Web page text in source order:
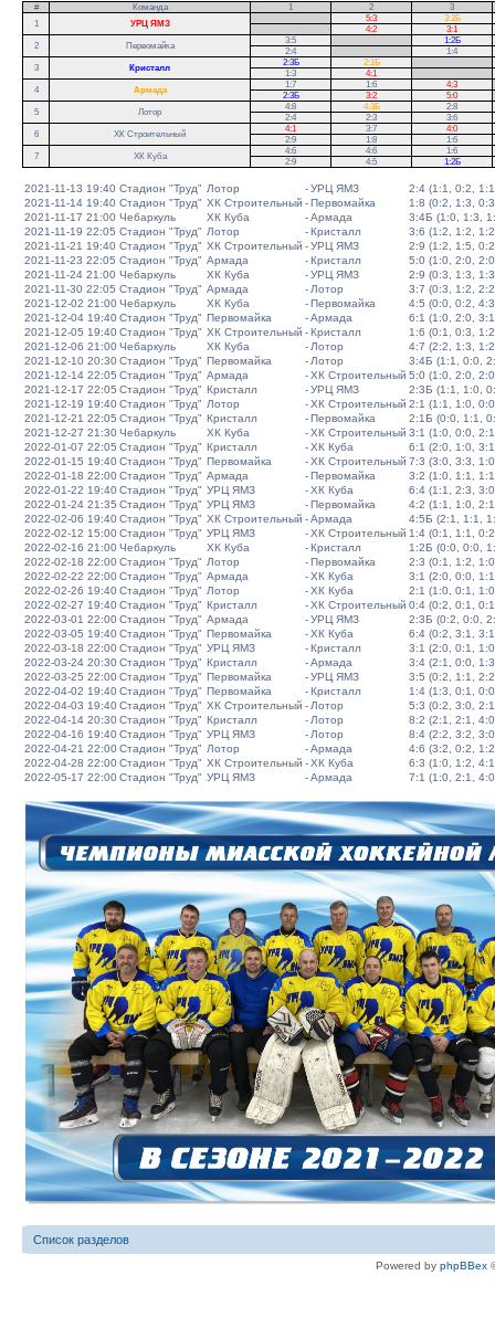
# Команда 1 2
3
1
УРЦ ЯМЗ
5:3
3:2Б
4:2
3:1
2
Первомайка
3:5
1:2Б
2:4
1:4
3
Кристалл
2:3Б 2:1Б
1:3
4:1
4
Армада
1:7 1:6 4:3
2:3Б
3:2 5:0
5
Лотор
4:8 4:3Б
2:8
2:4
2:3
3:6
6
ХК Строительный
4:1 3:7
4:0
2:9
1:8
1:6
7
ХК Куба
4:6 4:6
1:6
2:9
4:5 1:2Б
2021-11-13 19:40 Стадион "Труд" Лотор -УРЦ ЯМЗ
2:4 (1:1, 0:2,
2021-11-14 19:40 Стадион "Труд" ХК Строительный -Первомайка
1:8 (0:2, 1:3,
2021-11-17 21:00 Чебаркуль ХК Куба -Армада
3:4Б (1:0, 1:3,
2021-11-19 22:05 Стадион "Труд" Лотор -Кристалл
3:6 (1:2, 1:2,
2021-11-21 19:40 Стадион "Труд" ХК Строительный -УРЦ ЯМЗ
2:9 (1:2, 1:5,
2021-11-23 22:05 Стадион "Труд" Армада -Кристалл
5:0 (1:0, 2:0,
2021-11-24 21:00 Чебаркуль ХК Куба -УРЦ ЯМЗ
2:9 (0:3, 1:3,
2021-11-30 22:05 Стадион "Труд" Армада - Лотор
3:7 (0:3, 1:2,
2021-12-02 21:00Чебаркуль ХК Куба -Первомайка
4:5 (0:0, 0:2,
2021-12-04 19:40Стадион "Труд" Первомайка -Армада
6:1 (1:0, 2:0,
2021-12-05 19:40Стадион "Труд" ХК Строительный -Кристалл
1:6 (0:1, 0:3,
2021-12-06 21:00Чебаркуль ХК Куба - Лотор
4:7 (2:2, 1:3,
2021-12-10 20:30Стадион "Труд" Первомайка - Лотор
3:4Б (1:1, 0:0,
2021-12-14 22:05 Стадион "Труд" Армада -ХК Строительный 5:0 (1:0, 2:0,
2021-12-17 22:05 Стадион "Труд" Кристалл -УРЦ ЯМЗ
2:3Б (1:1, 1:0,
2021-12-19 19:40Стадион "Труд" Лотор -ХК Строительный 2:1 (1:1, 1:0,
2021-12-21 22:05 Стадион "Труд" Кристалл -Первомайка
2:1Б (0:0, 1:1,
2021-12-27 21:30Чебаркуль ХК Куба -ХК Строительный 3:1 (1:0, 0:0,
2022-01-07 22:05 Стадион "Труд" Кристалл -ХК Куба
6:1 (2:0, 1:0,
2022-01-15 19:40Стадион "Труд" Первомайка -ХК Строительный 7:3 (3:0, 3:3,
2022-01-18 22:00Стадион "Труд" Армада -Первомайка
3:2 (1:0, 1:1,
2022-01-22 19:40Стадион "Труд" УРЦ ЯМЗ -ХК Куба
6:4 (1:1, 2:3,
2022-01-24 21:35 Стадион "Труд" УРЦ ЯМЗ -Первомайка
4:2 (1:1, 1:0,
2022-02-06 19:40Стадион "Труд" ХК Строительный -Армада
4:5Б (2:1, 1:1,
2022-02-12 15:00Стадион "Труд" УРЦ ЯМЗ -ХК Строительный 1:4 (0:1, 1:1,
2022-02-16 21:00Чебаркуль ХК Куба -Кристалл
1:2Б (0:0, 0:0,
2022-02-18 22:00Стадион "Труд" Лотор -Первомайка
2:3 (0:1, 1:2,
2022-02-22 22:00Стадион "Труд" Армада -ХК Куба
3:1 (2:0, 0:0,
2022-02-26 19:40Стадион "Труд" Лотор -ХК Куба
2:1 (1:0, 0:1,
2022-02-27 19:40Стадион "Труд" Кристалл -ХК Строительный 0:4 (0:2, 0:1,
2022-03-01 22:00Стадион "Труд" Армада -УРЦ ЯМЗ
2:3Б (0:2, 0:0,
2022-03-05 19:40Стадион "Труд" Первомайка -ХК Куба
6:4 (0:2, 3:1,
2022-03-18 22:00Стадион "Труд" УРЦ ЯМЗ -Кристалл
3:1 (2:0, 0:1,
2022-03-24 20:30Стадион "Труд" Кристалл -Армада
3:4 (2:1, 0:0,
2022-03-25 22:00Стадион "Труд" Первомайка -УРЦ ЯМЗ
3:5 (0:2, 1:1,
2022-04-02 19:40Стадион "Труд" Первомайка -Кристалл
1:4 (1:3, 0:1,
2022-04-03 19:40Стадион "Труд" ХК Строительный - Лотор
5:3 (0:2, 3:0,
2022-04-14 20:30Стадион "Труд" Кристалл - Лотор
8:2 (2:1, 2:1,
2022-04-16 19:40Стадион "Труд" УРЦ ЯМЗ - Лотор
8:4 (2:2, 3:2,
2022-04-21 22:00Стадион "Труд" Лотор -Армада
4:6 (3:2, 0:2,
2022-04-28 22:00Стадион "Труд" ХК Строительный -ХК Куба
6:3 (1:0, 1:2,
2022-05-17 22:00Стадион "Труд" УРЦ ЯМЗ -Армада 7:1 (1:0, 2:1,
Список разделов
Powered by phpBBex